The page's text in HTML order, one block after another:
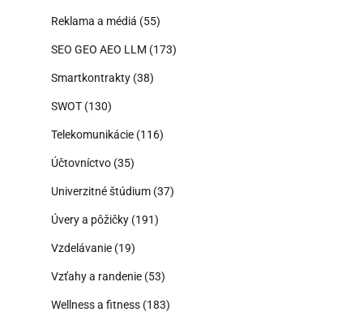
Reklama a médiá (55)
SEO GEO AEO LLM (173)
Smartkontrakty (38)
SWOT (130)
Telekomunikácie (116)
Účtovníctvo (35)
Univerzitné štúdium (37)
Úvery a pôžičky (191)
Vzdelávanie (19)
Vzťahy a randenie (53)
Wellness a fitness (183)